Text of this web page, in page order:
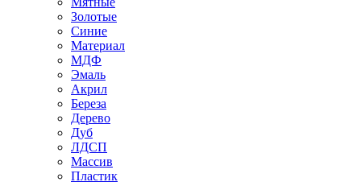
Золотые
Синие
Материал
МДФ
Эмаль
Акрил
Береза
Дерево
Дуб
ЛДСП
Массив
Пластик